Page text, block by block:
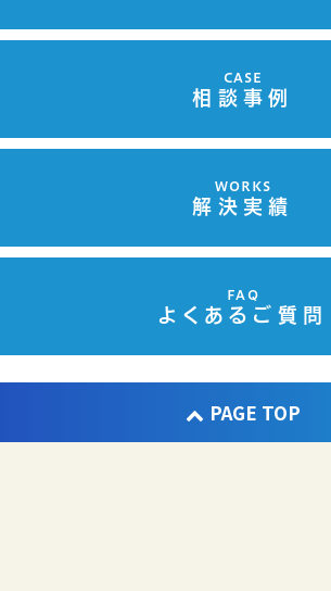
CASE
相談事例
WORKS
解決実績
FAQ
よくあるご質問
PAGE TOP